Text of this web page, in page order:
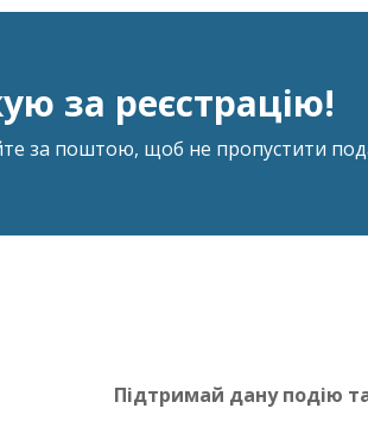
за реєстрацію!
за поштою, щоб не пропустити
Підтримай дану подію